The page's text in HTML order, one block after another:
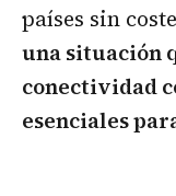
países sin
una situación
conectividad
esenciales